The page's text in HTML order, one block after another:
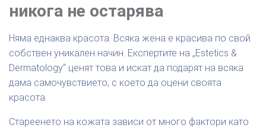
никога не остарява
Няма еднаква красота. Всяка жена е красива по свой
собствен уникален начин. Експертите на „Estetics &
Dermatology“ ценят това и искат да подарят на всяка
дама самочувствието, с което да оцени своята
красота.
Стареенето на кожата зависи от много фактори като